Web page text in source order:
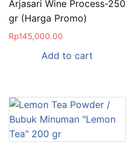
Arjasari Wine Process-250
gr (Harga Promo)
Rp145,000.00
Add to cart